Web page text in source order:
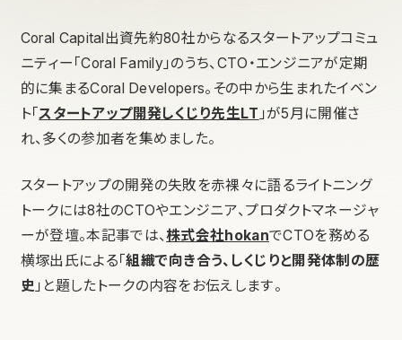
Coral Capital出資先約80社からなるスタートアップコミュ
ニティー「Coral Family」のうち、CTO・エンジニアが定期
的に集まるCoral Developers。その中から生まれたイベン
ト「スタートアップ開発しくじり先生LT 」が5月に開催さ
れ、多くの参加者を集めました。
スタートアップの開発の失敗を赤裸々に語るライトニング
トークには8社のCTOやエンジニア、プロダクトマネージャ
ーが登壇。本記事では、株式会社hokanでCTOを務める
横塚出氏による「組織で向き合う、しくじりと開発体制の歴
史 」と題したトークの内容をお伝えします。